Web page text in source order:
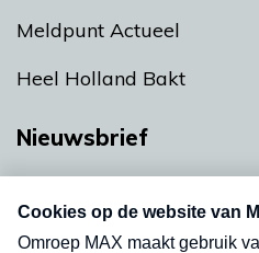
Meldpunt Actueel
Heel Holland Bakt
Nieuwsbrief
nieuwsbrief. Elke vrijdag-
uw mailbox.